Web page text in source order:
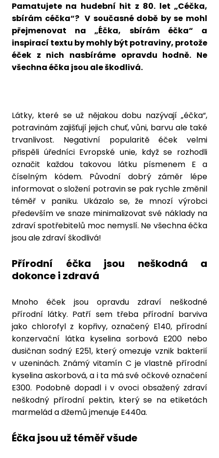
Pamatujete na hudební hit z 80. let „Céčka,
sbírám céčka“? V současné době by se mohl
přejmenovat na „Éčka, sbírám éčka“ a
inspirací textu by mohly být potraviny, protože
éček z nich nasbíráme opravdu hodně. Ne
všechna éčka jsou ale škodlivá.
Látky, které se už nějakou dobu nazývají „éčka“,
potravinám zajišťují jejich chuť, vůni, barvu ale také
trvanlivost. Negativní popularitě éček velmi
přispěli úředníci Evropské unie, když se rozhodli
označit každou takovou látku písmenem E a
číselným kódem. Původní dobrý záměr lépe
informovat o složení potravin se pak rychle změnil
téměř v paniku. Ukázalo se, že mnozí výrobci
především ve snaze minimalizovat své náklady na
zdraví spotřebitelů moc nemyslí. Ne všechna éčka
jsou ale zdraví škodlivá!
Přírodní éčka jsou neškodná a
dokonce i zdravá
Mnoho éček jsou opravdu zdraví neškodné
přírodní látky. Patří sem třeba přírodní barviva
jako chlorofyl z kopřivy, označený E140, přírodní
konzervační látka kyselina sorbová E200 nebo
dusičnan sodný E251, který omezuje vznik bakterií
v uzeninách. Známý vitamín C je vlastně přírodní
kyselina askorbová, a i ta má své očkové označení
E300. Podobně dopadl i v ovoci obsažený zdraví
neškodný přírodní pektin, který se na etiketách
marmelád a džemů jmenuje E440a.
Éčka jsou už téměř všude